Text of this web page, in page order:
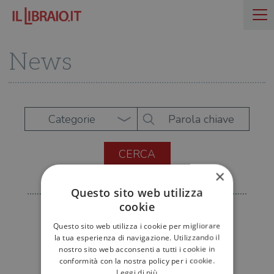
News
Categorie
×
Questo sito web utilizza
cookie
Questo sito web utilizza i cookie per migliorare
la tua esperienza di navigazione. Utilizzando il
nostro sito web acconsenti a tutti i cookie in
conformità con la nostra policy per i cookie.